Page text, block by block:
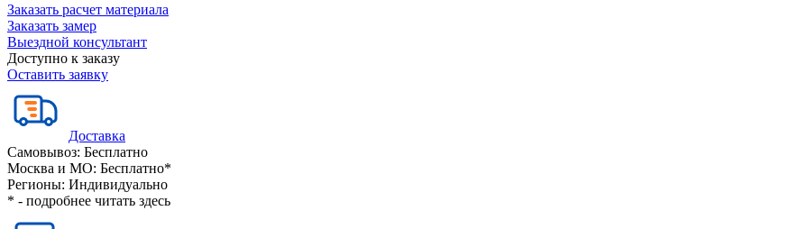
Заказать расчет материала
Заказать замер
Выездной консультант
Доступно к заказу
Оставить заявку
Доставка
Самовывоз: Бесплатно
Москва и МО: Бесплатно*
Регионы: Индивидуально
* - подробнее читать здесь